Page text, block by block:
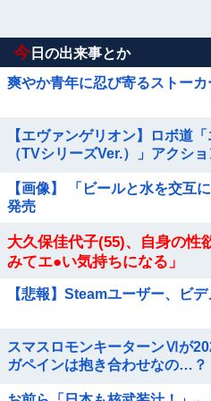
今 日の出来事とか
爽やか青年に忍び寄るストーカ
【エヴァンゲリオン】ロボ道
（TVシリーズVer.）」アクシ
【画像】 「ビールと水を交互
発売
大久保佳代子(55)、自身の性
みてエ●い気持ちになる」
【悲報】Steamユーザー、ビ
スマスロモンキーターンⅥが
ガペインは抱き合わせなの…？